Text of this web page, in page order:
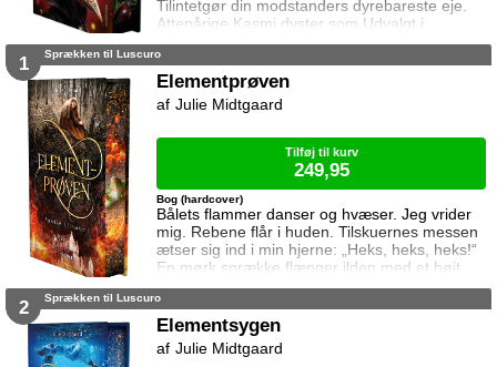
Tilintetgør din modstanders dyrebareste eje.
Attenårige Kasmi dyster som Udvalgt i
dronning Soras skyggespil. Hun forstår til fulde
at læretiden på slottet er et spil – og at livet
uden for slottet også er det. Alle er brikker på
spillepladen, og hun har planer om at være
brikken der slår de andre hjem. Det har hun i
1 Sprækken til Luscuro
Elementprøven
Bålets flammer danser og hvæser. Jeg vrider
mig. Rebene flår i huden. Tilskuernes messen
ætser sig ind i min hjerne: „Heks, heks, heks!“
En mørk sprække flænger ilden med et højt
brøl. Sprækken udvider sig. Flammer, gløder
og aske hvirvler ind i mørket. Jeg bliver
slynget samme vej. I 1600-tallets Aalborg
straffes trolddom med døden, og før 14-årige
Gry ved af det, sender en hekseanklage
Bog (hardcover)
Julie Midtgaard
Tilføj til kurv
249,95
2 Sprækken til Luscuro
Elementsygen
Julie Midtgaard